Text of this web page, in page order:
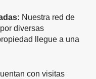
Nuestra red de
diversas
llegue a una
con visitas